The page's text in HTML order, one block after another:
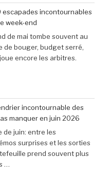
escapades incontournables
week-end
de mai tombe souvent au
de bouger, budget serré,
encore les arbitres.
incontournable des
manquer en juin 2026
de juin: entre les
surprises et les sorties
prend souvent plus
…